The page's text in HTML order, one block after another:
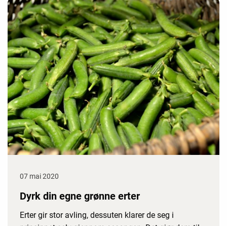
07 mai 2020
Dyrk din egne grønne erter
Erter gir stor avling, dessuten klarer de seg i